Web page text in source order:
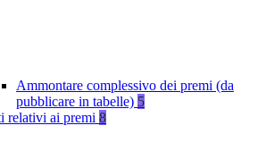
Ammontare complessivo dei premi (da
pubblicare in tabelle) 5
relativi ai premi 8